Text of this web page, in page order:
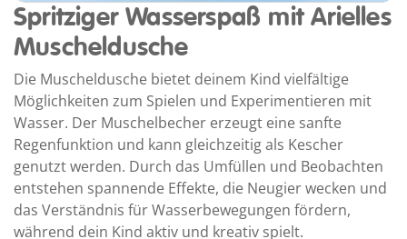
Spritziger Wasserspaß mit Arielles
Muscheldusche
Die Muscheldusche bietet deinem Kind vielfältige
Möglichkeiten zum Spielen und Experimentieren mit
Wasser. Der Muschelbecher erzeugt eine sanfte
Regenfunktion und kann gleichzeitig als Kescher
genutzt werden. Durch das Umfüllen und Beobachten
entstehen spannende Effekte, die Neugier wecken und
das Verständnis für Wasserbewegungen fördern,
während dein Kind aktiv und kreativ spielt.